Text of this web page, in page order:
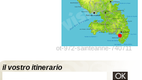
ot-972-sainteanne-740711
il vostro itinerario